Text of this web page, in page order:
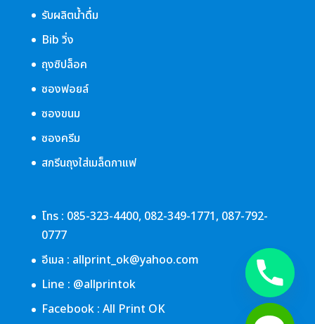
รับผลิตน้ำดื่ม
Bib วิ่ง
ถุงซิปล็อค
ซองฟอยล์
ซองขนม
ซองครีม
สกรีนถุงใส่เมล็ดกาแฟ
โทร : 085-323-4400, 082-349-1771, 087-792-
0777
อีเมล : allprint_ok@yahoo.com
Line : @allprintok
Facebook : All Print OK